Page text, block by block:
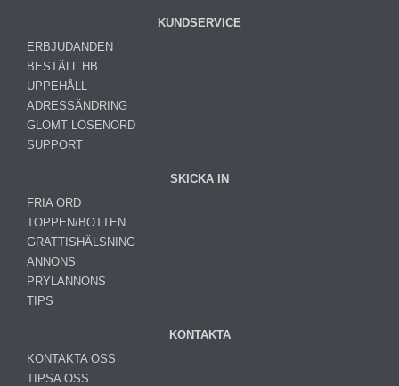
KUNDSERVICE
ERBJUDANDEN
BESTÄLL HB
UPPEHÅLL
ADRESSÄNDRING
GLÖMT LÖSENORD
SUPPORT
SKICKA IN
FRIA ORD
TOPPEN/BOTTEN
GRATTISHÄLSNING
ANNONS
PRYLANNONS
TIPS
KONTAKTA
KONTAKTA OSS
TIPSA OSS